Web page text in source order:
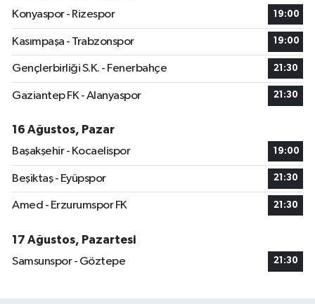
Konyaspor - Rizespor
19:00
Kasımpaşa - Trabzonspor 19:00
Gençlerbirliği S.K. - Fenerbahçe 21:30
Gaziantep FK - Alanyaspor 21:30
16 Ağustos, Pazar
Başakşehir - Kocaelispor
19:00
Beşiktaş - Eyüpspor 21:30
Amed - Erzurumspor FK 21:30
17 Ağustos, Pazartesi
Samsunspor - Göztepe
21:30